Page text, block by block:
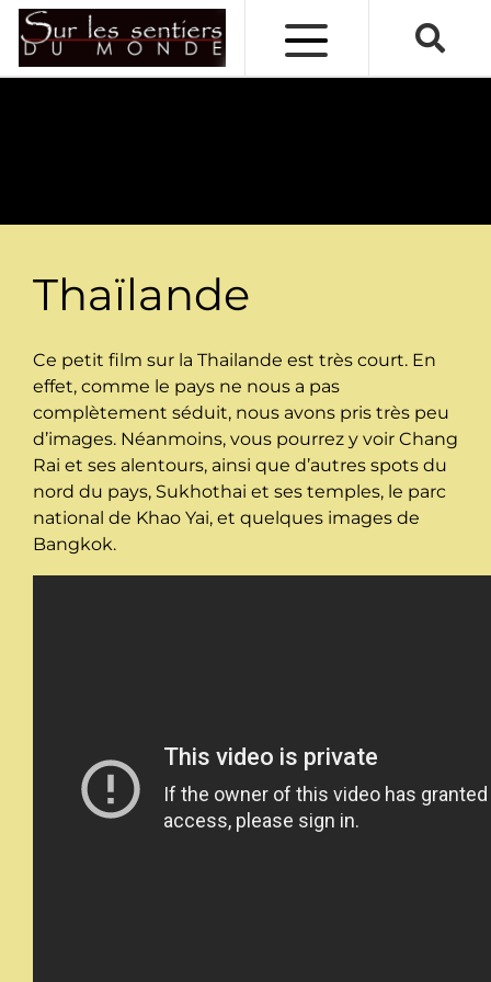
Thaïlande
Ce petit film sur la Thailande est très court. En
effet, comme le pays ne nous a pas
complètement séduit, nous avons pris très peu
d’images. Néanmoins, vous pourrez y voir Chang
Rai et ses alentours, ainsi que d’autres spots du
nord du pays, Sukhothai et ses temples, le parc
national de Khao Yai, et quelques images de
Bangkok.